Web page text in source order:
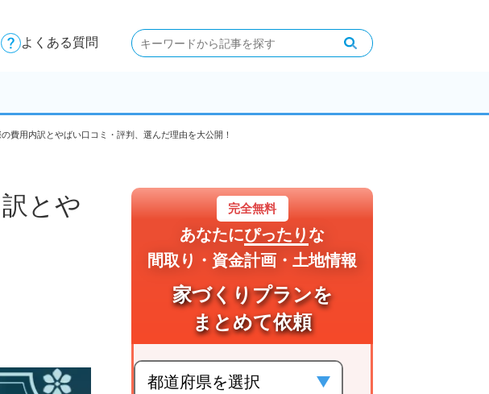
よくある質問
費用内訳とやばい口コミ・評判、選んだ理由を大公開！
とや
完全無料
あなたにぴったり な
間取り・資金計画・土地情報
家づくりプランを
まとめて依頼